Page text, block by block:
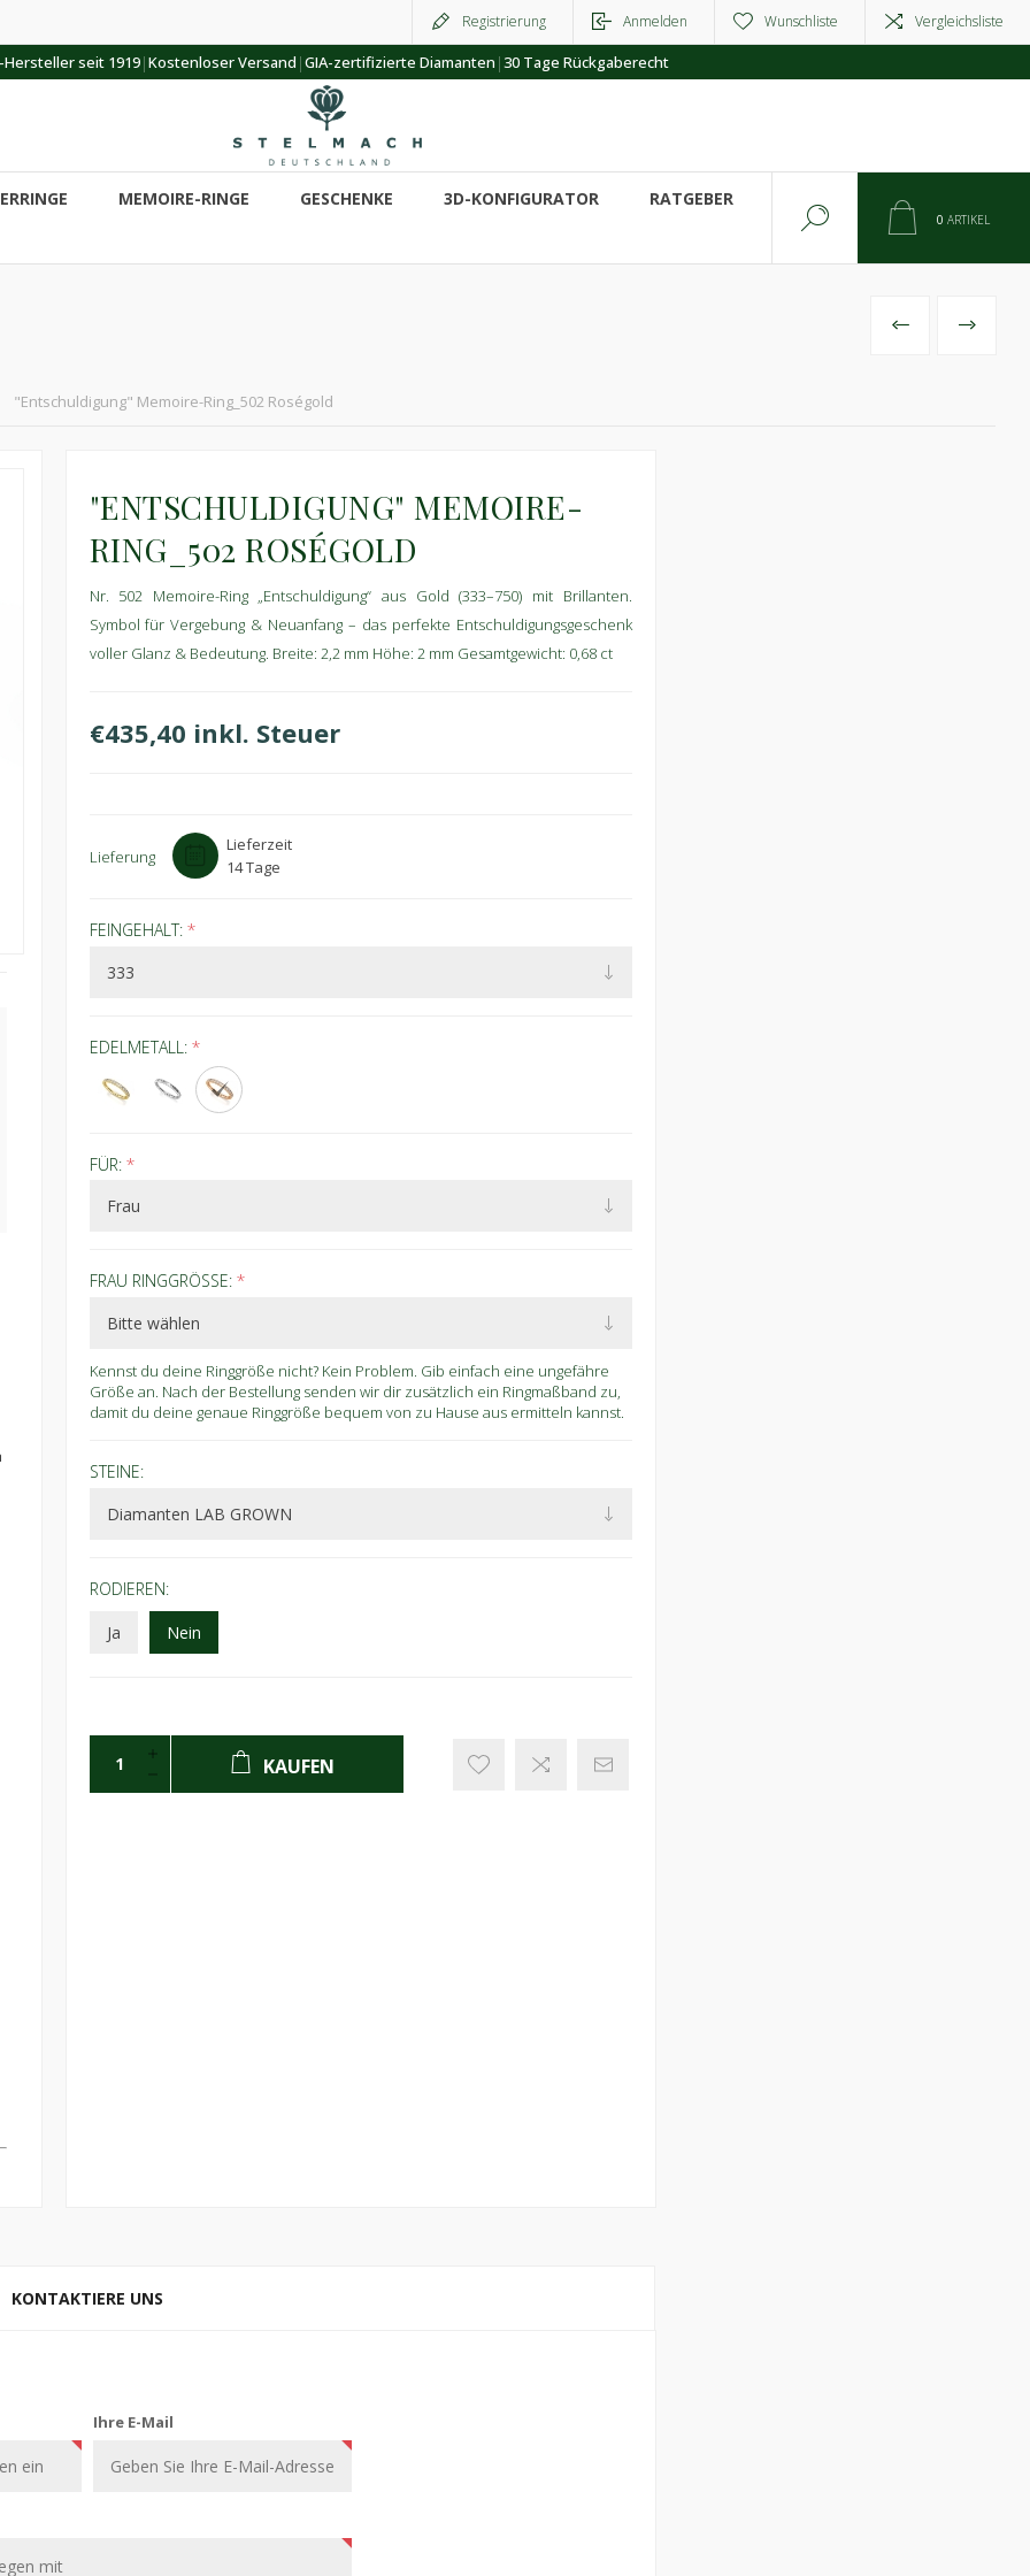
Registrierung Anmelden Wunschliste Vergleichsliste
seit 1919|Kostenloser Versand |GIA-zertifizierte Diamanten |30 Tage Rückgaberecht
MEMOIRE-RINGE GESCHENKE 3D-KONFIGURATOR RATGEBER
0 ARTIKEL
"Entschuldigung" Memoire-Ring_502 Roségold
VORHERIGES
"ENTSCHULDIGUNG" MEMOIRE-
RING_502 ROSÉGOLD
Nr. 502 Memoire-Ring „Entschuldigung“ aus Gold (333–750) mit Brillanten.
Symbol für Vergebung & Neuanfang – das perfekte Entschuldigungsgeschenk
voller Glanz & Bedeutung. Breite: 2,2 mm Höhe: 2 mm Gesamtgewicht: 0,68 ct
€435,40 inkl. Steuer
Lieferung
Lieferzeit
14 Tage
FEINGEHALT: *
EDELMETALL: *
FÜR: *
FRAU RINGGRÖSSE: *
Kennst du deine Ringgröße nicht? Kein Problem. Gib einfach eine ungefähre
Größe an. Nach der Bestellung senden wir dir zusätzlich ein Ringmaßband zu,
damit du deine genaue Ringgröße bequem von zu Hause aus ermitteln kannst.
STEINE:
RODIEREN:
Ja
Nein
KAUFEN
KONTAKTIERE UNS
Ihre E-Mail